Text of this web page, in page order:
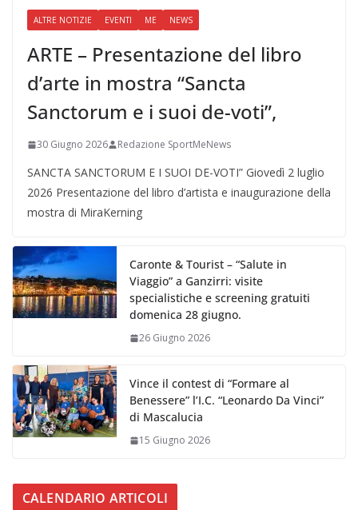
ALTRE NOTIZIE EVENTI ME NEWS
ARTE – Presentazione del libro
d’arte in mostra “Sancta
Sanctorum e i suoi de-voti”,
30 Giugno 2026 Redazione SportMeNews
SANCTA SANCTORUM E I SUOI DE-VOTI” Giovedì 2 luglio
2026 Presentazione del libro d’artista e inaugurazione della
mostra di MiraKerning
Caronte & Tourist – “Salute in
Viaggio” a Ganzirri: visite
specialistiche e screening gratuiti
domenica 28 giugno.
26 Giugno 2026
Vince il contest di “Formare al
Benessere” l’I.C. “Leonardo Da Vinci”
di Mascalucia
15 Giugno 2026
CALENDARIO ARTICOLI